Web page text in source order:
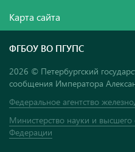
Карта сайта
ФГБОУ ВО ПГУПС
2026 © Петербургский
сообщения Императора
Федеральное агентство
Министерство науки и высшего
Федерации